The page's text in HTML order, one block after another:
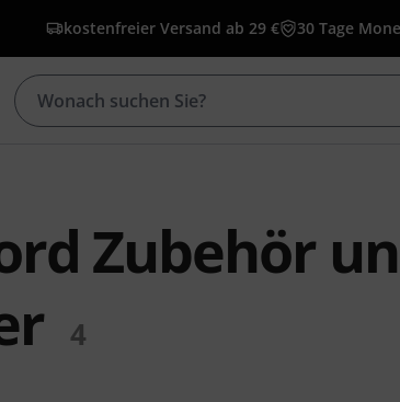
kostenfreier Versand ab 29 € 30 Tage
Zubehör
4